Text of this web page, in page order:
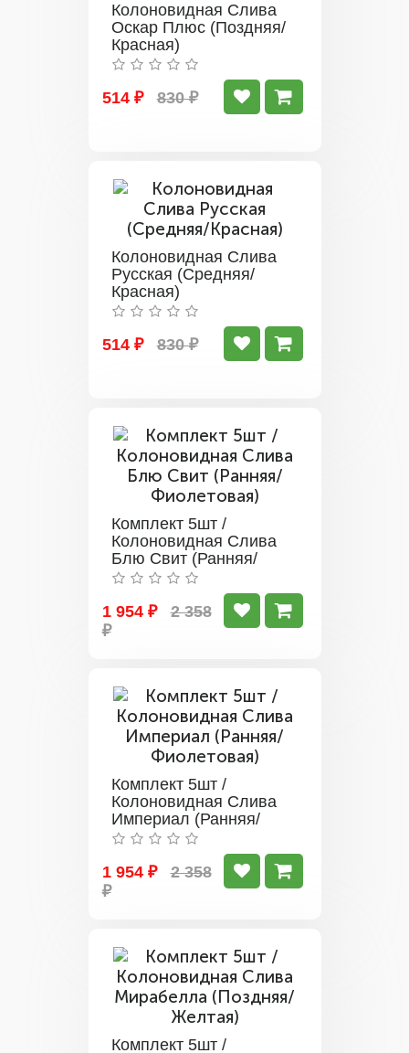
Колоновидная Слива
Оскар Плюс (Поздняя/
Красная)
514 ₽ 830 ₽
Колоновидная Слива
Русская (Средняя/
Красная)
514 ₽ 830 ₽
Комплект 5шт /
Колоновидная Слива
Блю Свит (Ранняя/
Фиолетовая)
1 954 ₽
2 358
₽
Комплект 5шт /
Колоновидная Слива
Империал (Ранняя/
Фиолетовая)
1 954 ₽
2 358
₽
Комплект 5шт /